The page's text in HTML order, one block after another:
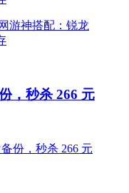
，秒杀 266 元